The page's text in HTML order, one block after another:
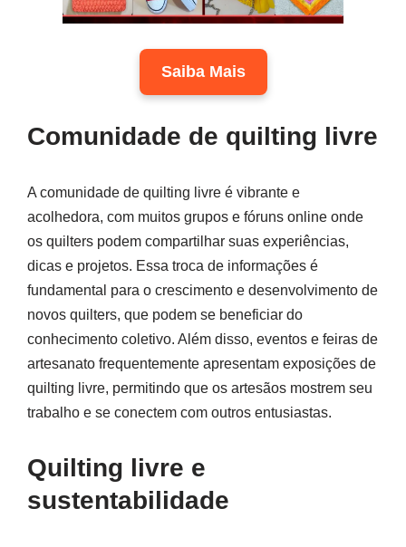
Saiba Mais
Comunidade de quilting livre
A comunidade de quilting livre é vibrante e
acolhedora, com muitos grupos e fóruns online onde
os quilters podem compartilhar suas experiências,
dicas e projetos. Essa troca de informações é
fundamental para o crescimento e desenvolvimento de
novos quilters, que podem se beneficiar do
conhecimento coletivo. Além disso, eventos e feiras de
artesanato frequentemente apresentam exposições de
quilting livre, permitindo que os artesãos mostrem seu
trabalho e se conectem com outros entusiastas.
Quilting livre e
sustentabilidade